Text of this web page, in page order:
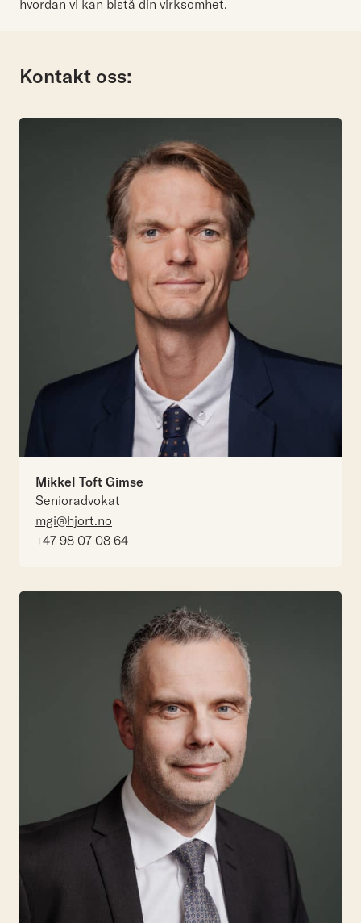
hvordan vi kan bistå din virksomhet.
Kontakt oss:
Mikkel Toft Gimse
Senioradvokat
mgi@hjort.no
+47 98 07 08 64